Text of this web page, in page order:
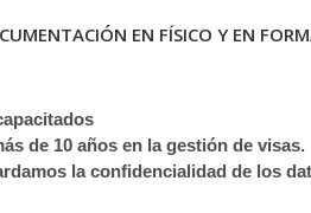
EN FÍSICO Y EN
de 10 años en la gestión de visas.
la confidencialidad de los